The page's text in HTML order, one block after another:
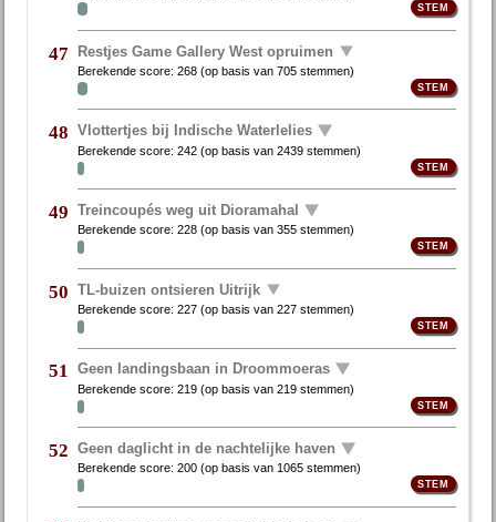
47 Restjes Game Gallery West opruimen
Berekende score:268 (op basis van705 stemmen)
48 Vlottertjes bij Indische Waterlelies
Berekende score:242 (op basis van2439 stemmen)
49 Treincoupés weg uit Dioramahal
Berekende score:228 (op basis van355 stemmen)
50 TL-buizen ontsieren Uitrijk
Berekende score:227 (op basis van227 stemmen)
51 Geen landingsbaan in Droommoeras
Berekende score:219 (op basis van219 stemmen)
52 Geen daglicht in de nachtelijke haven
Berekende score:200 (op basis van1065 stemmen)